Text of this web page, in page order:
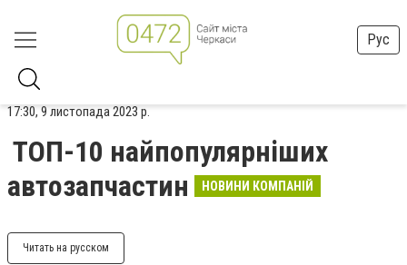
Рус
17:30, 9 листопада 2023 р.
ТОП-10 найпопулярніших
автозапчастин
НОВИНИ КОМПАНІЙ
Читать на русском